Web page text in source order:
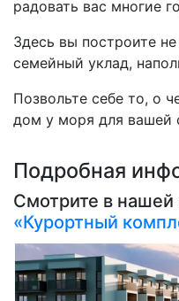
радовать вас многие
Здесь вы построите
семейный уклад,
Позвольте себе то, о
дом у моря для вашей
Подробная
Смотрите в нашей
«Курортный